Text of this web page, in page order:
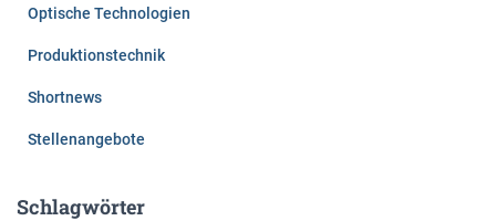
Optische Technologien
Produktionstechnik
Shortnews
Stellenangebote
Schlagwörter